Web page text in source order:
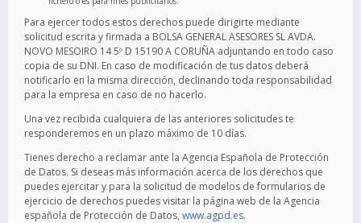
Para ejercer todos estos derechos puede dirigirte mediante
solicitud escrita y firmada a BOLSA GENERAL ASESORES SL AVDA.
NOVO MESOIRO 14 5º D 15190 A CORUÑA adjuntando en todo caso
copia de su DNI. En caso de modificación de tus datos deberá
notificarlo en la misma dirección, declinando toda responsabilidad
para la empresa en caso de no hacerlo.
Una vez recibida cualquiera de las anteriores solicitudes te
responderemos en un plazo máximo de 10 días.
Tienes derecho a reclamar ante la Agencia Española de Protección
de Datos. Si deseas más información acerca de los derechos que
puedes ejercitar y para la solicitud de modelos de formularios de
ejercicio de derechos puedes visitar la página web de la Agencia
española de Protección de Datos, www.agpd.es.